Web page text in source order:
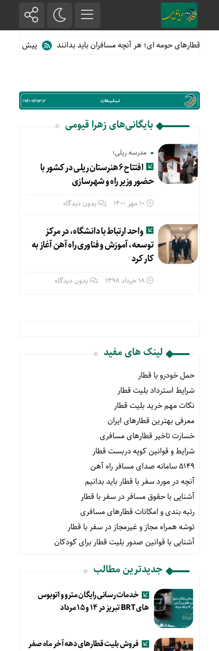
از قطارهای حومه ای؛ هر آنچه مسافران باید بدانند پیش فروش
بایگانی‌های زهرا قیومی
مدرسه ریلی؛
افتتاح ۶ هنرستان ریلی در کشور با
حضور وزیر راه و شهرسازی
10 مهر 1400 بدون دیدگاه
واحد ارتباط با دانشگاه، در مرکز
توسعه، آموزش و فناوری راه آهن آغاز به
کار کرد
18 خرداد 1398 بدون دیدگاه
لینک های مفید
حمل خودرو با قطار
شرایط استرداد بلیت قطار
نکات مهم خرید بلیت قطار
معرفی بهترین قطارهای ایران
خسارت تاخیر قطارهای مسافری
شرایط و قوانین کوپه دربست قطار
۵۱۴۹ سامانه صدای مسافر راه آهن
آنچه در مورد سفر با قطار باید بدانیم
آشنایی با حقوق مسافر در سفر با قطار
رتبه بندی و امکانات قطارهای مسافری
توشه همراه مجاز و غیرمجاز در سفر با قطار
آشنایی با قوانین صدور بلیت قطار برای کودکان
جدیدترین مطالب
خدمات رسانی رایگان مترو و اتوبوس
های BRT تبریز در ۱۴ و ۱۵ مرداد
فروش بلیت قطارهای دهه آخر ماه صفر